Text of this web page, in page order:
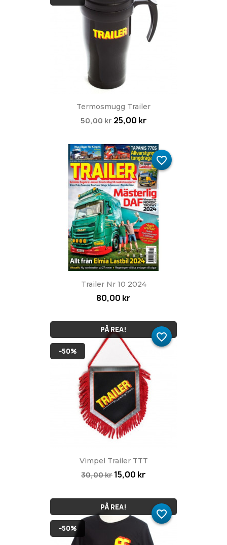
Termosmugg Trailer
50,00 kr 25,00 kr
Trailer Nr 10 2024
80,00 kr
favorite_border
Vimpel Trailer TTT
30,00 kr 15,00 kr
PÅ REA!
−50%
favorite_border
PÅ REA!
−50%
favorite_border